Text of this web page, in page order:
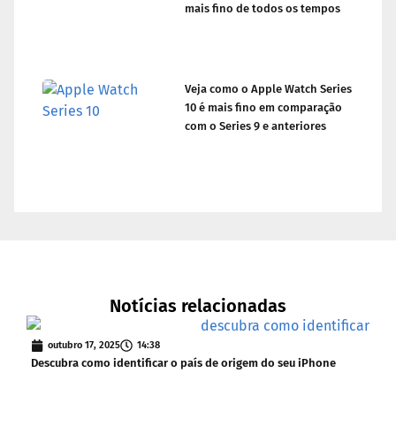
mais fino de todos os tempos
Veja como o Apple Watch Series
10 é mais fino em comparação
com o Series 9 e anteriores
Notícias relacionadas
outubro 17, 2025 14:38
Descubra como identificar o país de origem do seu iPhone